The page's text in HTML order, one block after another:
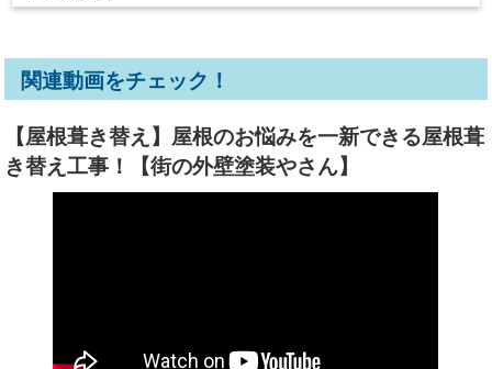
関連動画をチェック！
【屋根葺き替え】屋根のお悩みを一新できる屋根葺
き替え工事！【街の外壁塗装やさん】